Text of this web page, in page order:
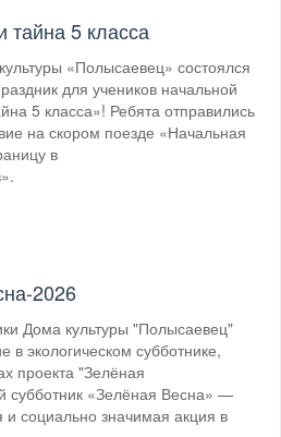
тайна 5 класса
«Полысаевец» состоялся
для учеников начальной
5 класса»! Ребята отправились
на скором поезде «Начальная
в
2026
Дома культуры "Полысаевец"
в экологическом субботнике,
проекта "Зелёная
субботник «Зелёная Весна» —
и социально значимая акция в